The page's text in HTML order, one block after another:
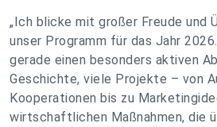
„Ich blicke mit großer Freude und
unser Programm für das Jahr
gerade einen besonders aktiven
Geschichte, viele Projekte – von
Kooperationen bis zu
wirtschaftlichen Maßnahmen, die